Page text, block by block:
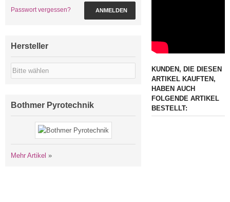
KUNDEN, DIE DIESEN
ARTIKEL KAUFTEN,
HABEN AUCH
FOLGENDE ARTIKEL
BESTELLT:
Passwort vergessen? ANMELDEN
Hersteller
Bothmer Pyrotechnik
Mehr Artikel »